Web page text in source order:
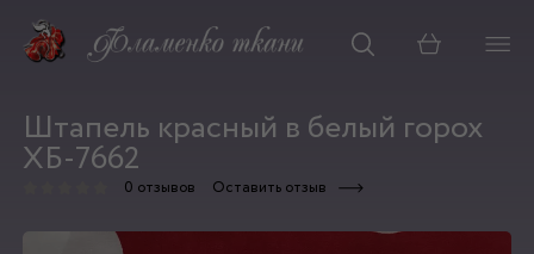
Корзина
Штапель красный в белый горох
ХБ-7662
0 отзывов Оставить отзыв